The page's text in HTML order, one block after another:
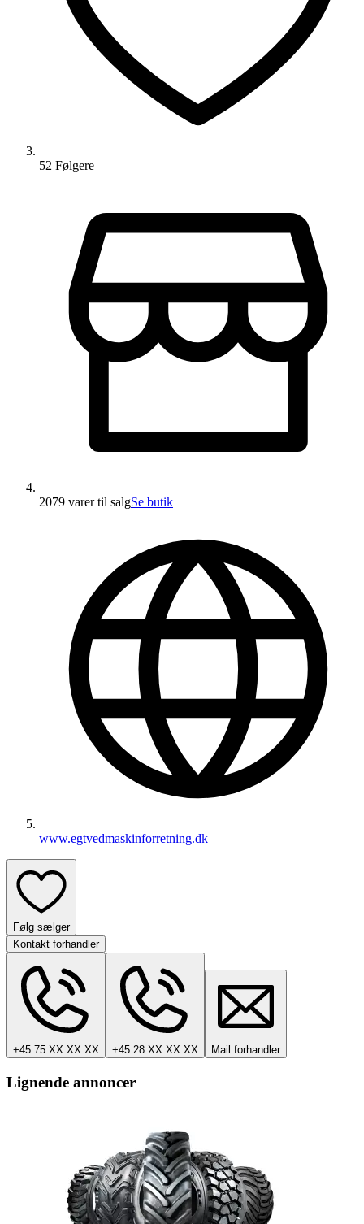
52 Følgere
2079 varertil salgSe butik
www.egtvedmaskinforretning.dk
Følg sælger
Kontakt forhandler
+45 75 XX XX XX +45 28 XX XX XX Mail forhandler
Lignende annoncer